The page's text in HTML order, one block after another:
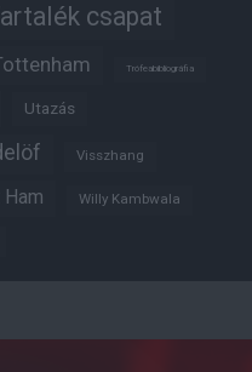
csapat
Trófeabibliográfia
Utazás
Visszhang
Willy Kambwala